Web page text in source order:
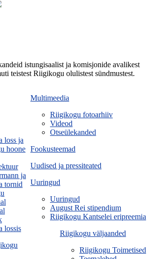
istungisaalist ja komisjonide avalikest
teistest Riigikogu olulistest sündmustest.
Multimeedia
Riigikogu fotoarhiiv
Videod
Otseülekanded
Fookusteemad
Uudised ja pressiteated
Uuringud
Uuringud
August Rei stipendium
Riigikogu Kantselei eripreemia
Riigikogu väljaanded
Riigikogu Toimetised
loss ja
hoone
ja
tornid
lossis